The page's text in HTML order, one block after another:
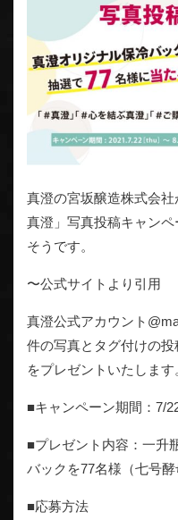
真澄の宮坂醸造株式会
真澄」写真投稿キャン
そうです。
〜公式サイトより引用
真澄公式アカウント
件の写真とタグ付けの
をプレゼントいたします
■キャンペーン期間：7/
■プレゼント内容：一升
バックを77名様（七号
■応募方法